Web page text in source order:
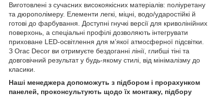
Виготовлені з сучасних високоякісних матеріалів: поліуретану
та дюрополімеру. Елементи легкі, міцні, водо/ударостійкі й
готові до фарбування. Доступні гнучкі версії для криволінійних
поверхонь, а спеціальні профілі дозволяють інтегрувати
приховане LED-освітлення для м’якої атмосферної підсвітки.
З Orac Decor ви отримуєте бездоганні лінії, глибші тіні та
довговічний результат у будь-якому стилі, від мінімалізму до
класики.
Наші менеджера допоможуть з підбором і прорахунком
панелей, проконсультують щодо їх монтажу, підбору